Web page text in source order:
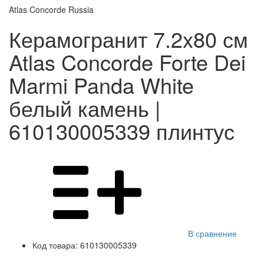
Atlas Concorde Russia
Керамогранит 7.2x80 см
Atlas Concorde Forte Dei
Marmi Panda White
белый камень |
610130005339 плинтус
В сравнение
Код товара: 610130005339